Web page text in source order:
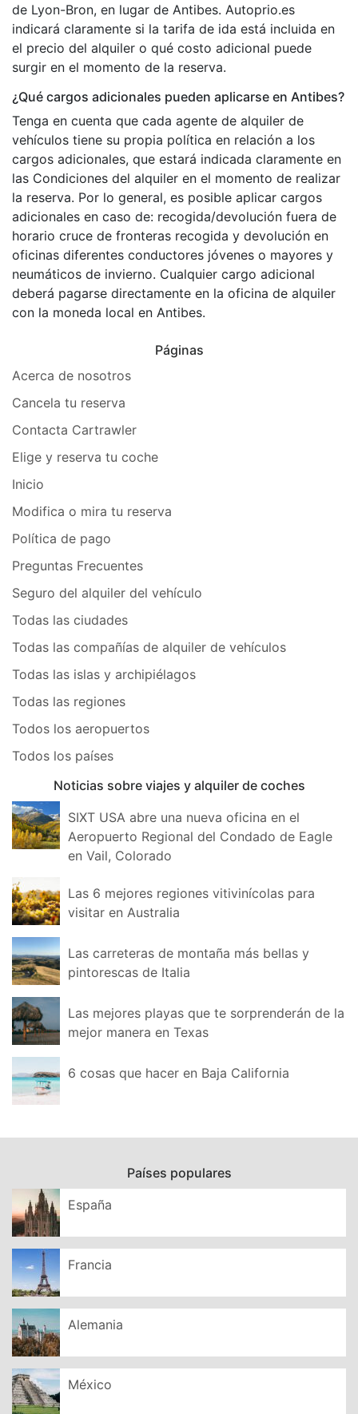
de Lyon-Bron, en lugar de Antibes. Autoprio.es
indicará claramente si la tarifa de ida está incluida en
el precio del alquiler o qué costo adicional puede
surgir en el momento de la reserva.
¿Qué cargos adicionales pueden aplicarse en Antibes?
Tenga en cuenta que cada agente de alquiler de
vehículos tiene su propia política en relación a los
cargos adicionales, que estará indicada claramente en
las Condiciones del alquiler en el momento de realizar
la reserva. Por lo general, es posible aplicar cargos
adicionales en caso de: recogida/devolución fuera de
horario cruce de fronteras recogida y devolución en
oficinas diferentes conductores jóvenes o mayores y
neumáticos de invierno. Cualquier cargo adicional
deberá pagarse directamente en la oficina de alquiler
con la moneda local en Antibes.
Páginas
Acerca de nosotros
Cancela tu reserva
Contacta Cartrawler
Elige y reserva tu coche
Inicio
Modifica o mira tu reserva
Política de pago
Preguntas Frecuentes
Seguro del alquiler del vehículo
Todas las ciudades
Todas las compañías de alquiler de vehículos
Todas las islas y archipiélagos
Todas las regiones
Todos los aeropuertos
Todos los países
Noticias sobre viajes y alquiler de coches
SIXT USA abre una nueva oficina en el
Aeropuerto Regional del Condado de Eagle
en Vail, Colorado
Las 6 mejores regiones vitivinícolas para
visitar en Australia
Las carreteras de montaña más bellas y
pintorescas de Italia
Las mejores playas que te sorprenderán de la
mejor manera en Texas
6 cosas que hacer en Baja California
Países populares
España
Francia
Alemania
México